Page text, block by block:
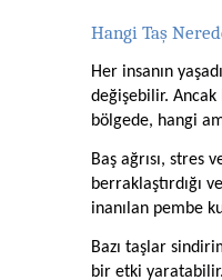
Hangi Taş
Her insanın
değişebilir. Ancak
bölgede, hangi
Baş ağrısı, stres
berraklaştırdığı
inanılan pembe
Bazı taşlar
bir etki